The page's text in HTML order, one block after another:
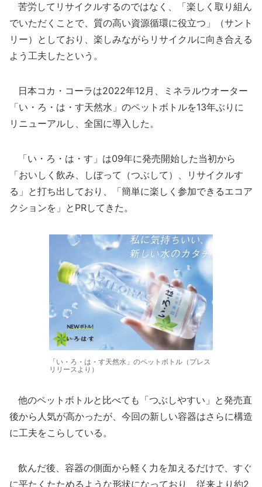
苦労してリサイクルするのではなく、「楽しく取り組ん
でいただくことで、質の高い資源循環に役立つ」（サント
リー）としており、楽しみながらリサイクルに向き合える
よう工夫したという。
日本コカ・コーラは2022年12月、ミネラルウオーター
「い・ろ・は・す天然水」のペットボトルを13年ぶりに
リニューアルし、全国に導入した。
「い・ろ・は・す」は09年に発売開始した当初から
「おいしく飲み、しぼって（つぶして）、リサイクルす
る」と打ち出しており、「簡単に楽しく参加できるエコア
クションを」とPRしてきた。
「い・ろ・は・す天然水」のペットボトル（プレス
リリースより）
他のペットボトルと比べても「つぶしやすい」と発売直
後から人気が高かったが、今回の新しい容器はさらに構造
に工夫をこらしている。
飲んだ後、容器の側面から軽く力を加えるだけで、すぐ
に平たくたためるような形状になっており、従来より約2